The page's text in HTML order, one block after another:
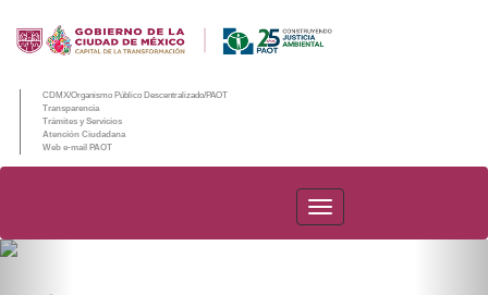
CDMX/Organismo Público Descentralizado/PAOT
Transparencia
Trámites y Servicios
Atención Ciudadana
Web e-mail PAOT
PAOT